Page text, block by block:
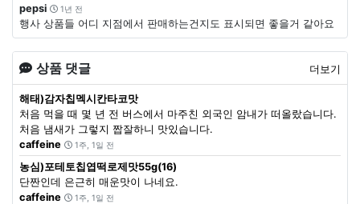
pepsi
1년 전
행사 상품들 어디 지점에서 판매하는건지도 표시되면 좋을거 같아요
상품 댓글 더보기
해태)감자칩멕시칸타코맛
처음 먹을 때 몇 년 전 버스에서 마주친 외국인 암내가 떠올랐습니다.
처음 냄새가 그렇지 짭잘하니 맛있습니다.
caffeine
1주, 1일 전
농심)포테토칩엽떡로제맛55g(16)
단짠인데 은근히 매운맛이 나네요.
caffeine
1주, 1일 전